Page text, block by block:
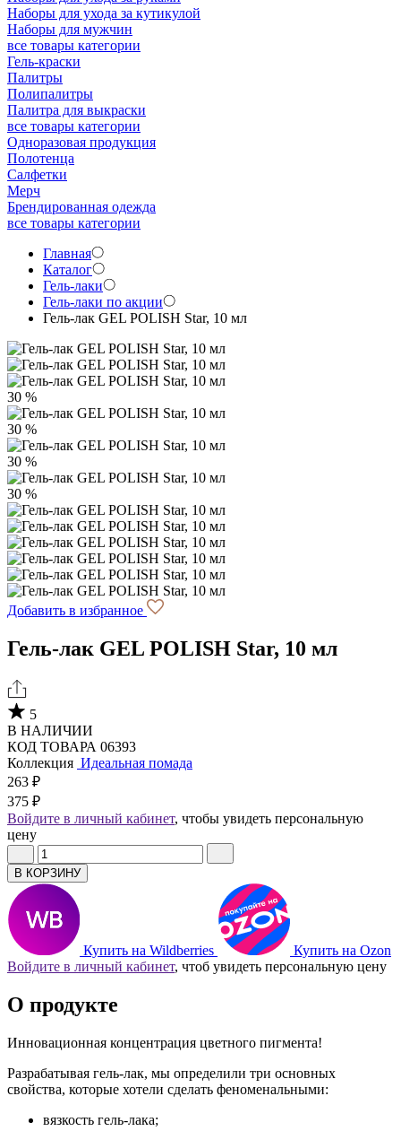
Наборы для ухода за кутикулой
Наборы для мужчин
все товары категории
Гель-краски
Палитры
Полипалитры
Палитра для выкраски
все товары категории
Одноразовая продукция
Полотенца
Салфетки
Мерч
Брендированная одежда
все товары категории
Главная
Каталог
Гель-лаки
Гель-лаки по акции
Гель-лак GEL POLISH Star, 10 мл
30 %
30 %
30 %
30 %
Добавить в избранное
Гель-лак GEL POLISH Star, 10 мл
5
В НАЛИЧИИ
КОД ТОВАРА 06393
Коллекция Идеальная помада
263 ₽
375 ₽
Войдите в личный кабинет, чтобы увидеть персональную
цену
В КОРЗИНУ
Купить на Wildberries
Купить на Ozon
Войдите в личный кабинет, чтоб увидеть персональную цену
О продукте
Инновационная концентрация цветного пигмента!
Разрабатывая гель-лак, мы определили три основных
свойства, которые хотели сделать феноменальными:
вязкость гель-лака;